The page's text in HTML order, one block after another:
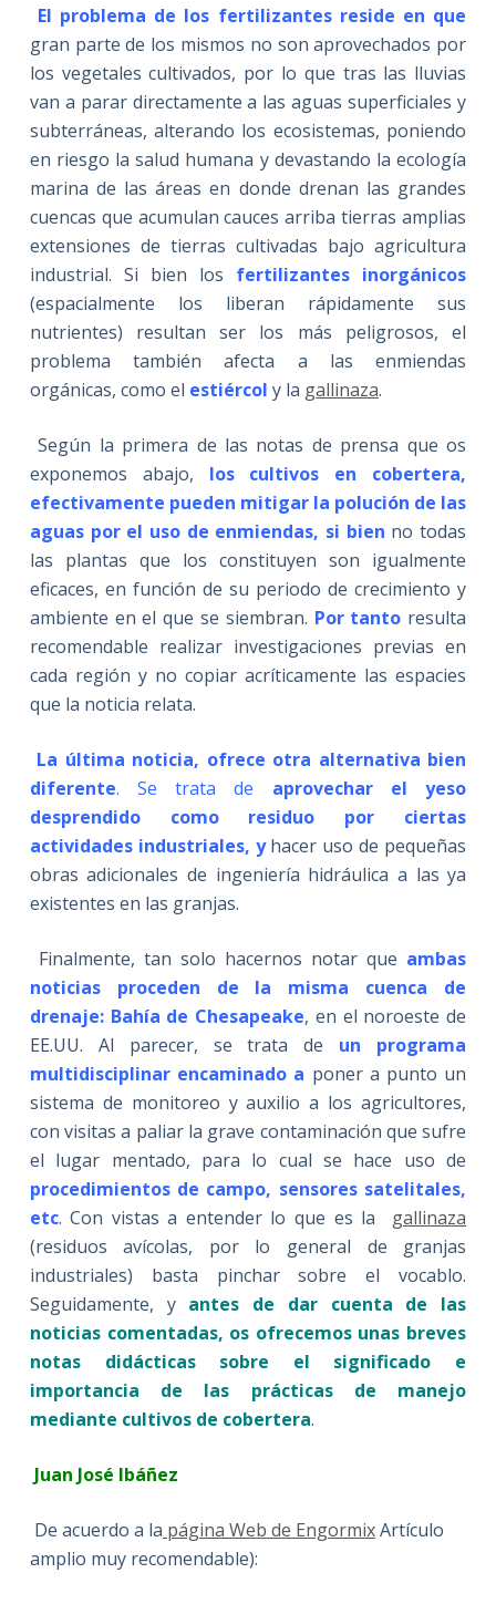
El problema de los fertilizantes reside en que
gran parte de los mismos no son aprovechados por
los vegetales cultivados, por lo que tras las lluvias
van a parar directamente a las aguas superficiales y
subterráneas, alterando los ecosistemas, poniendo
en riesgo la salud humana y devastando la ecología
marina de las áreas en donde drenan las grandes
cuencas que acumulan cauces arriba tierras amplias
extensiones de tierras cultivadas bajo agricultura
industrial. Si bien los fertilizantes inorgánicos
(espacialmente los liberan rápidamente sus
nutrientes) resultan ser los más peligrosos, el
problema también afecta a las enmiendas
orgánicas, como el estiércol y la gallinaza.
Según la primera de las notas de prensa que os
exponemos abajo, los cultivos en cobertera,
efectivamente pueden mitigar la polución de las
aguas por el uso de enmiendas, si bien no todas
las plantas que los constituyen son igualmente
eficaces, en función de su periodo de crecimiento y
ambiente en el que se siembran. Por tanto resulta
recomendable realizar investigaciones previas en
cada región y no copiar acríticamente las espacies
que la noticia relata.
La última noticia, ofrece otra alternativa bien
diferente. Se trata de aprovechar el yeso
desprendido como residuo por ciertas
actividades industriales, yhacer uso de pequeñas
obras adicionales de ingeniería hidráulica a las ya
existentes en las granjas.
Finalmente, tan solo hacernos notar que ambas
noticias proceden de la misma cuenca de
drenaje: Bahía de Chesapeake, en el noroeste de
EE.UU. Al parecer, se trata de un programa
multidisciplinar encaminado a poner a punto un
sistema de monitoreo y auxilio a los agricultores,
con visitas a paliar la grave contaminación que sufre
el lugar mentado, para lo cual se hace uso de
procedimientos de campo, sensores satelitales,
etc. Con vistas a entender lo que es la gallinaza
(residuos avícolas, por lo general de granjas
industriales) basta pinchar sobre el vocablo.
Seguidamente, y antes de dar cuenta de las
noticias comentadas, os ofrecemos unas breves
notas didácticas sobre el significado e
importancia de las prácticas de manejo
mediante cultivos de cobertera.
Juan José Ibáñez
De acuerdo a la página Web de EngormixArtículo
amplio muy recomendable):